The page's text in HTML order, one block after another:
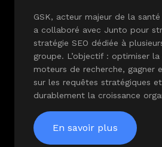
GSK, acteur majeur de la
a collaboré avec Junto pour
stratégie SEO dédiée à
groupe. L’objectif : optimiser
moteurs de recherche, gagner
sur les requêtes stratégiques
durablement la croissance
En savoir plus